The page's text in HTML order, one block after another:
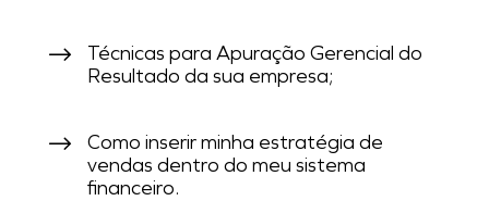
Técnicas para Apuração Gerencial do
Resultado da sua empresa;
Como inserir minha estratégia de
vendas dentro do meu sistema
financeiro.